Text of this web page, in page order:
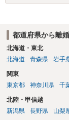
す。 お一人で対応
都道府県から離
北海道・東北
北海道
青森県 岩手
関東
東京都
神奈川県 千
北陸・甲信越
新潟県
長野県 山梨